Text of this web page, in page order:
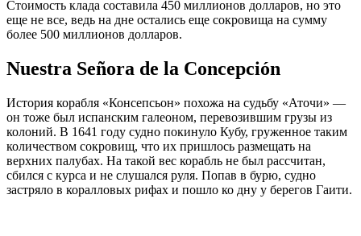
Стоимость клада составила 450 миллионов долларов, но это
еще не все, ведь на дне остались еще сокровища на сумму
более 500 миллионов долларов.
Nuestra Señora de la Concepción
История корабля «Консепсьон» похожа на судьбу «Аточи» —
он тоже был испанским галеоном, перевозившим грузы из
колоний. В 1641 году судно покинуло Кубу, груженное таким
количеством сокровищ, что их пришлось размещать на
верхних палубах. На такой вес корабль не был рассчитан,
сбился с курса и не слушался руля. Попав в бурю, судно
застряло в коралловых рифах и пошло ко дну у берегов Гаити.